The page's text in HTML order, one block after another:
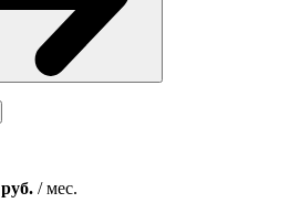
руб. / мес.